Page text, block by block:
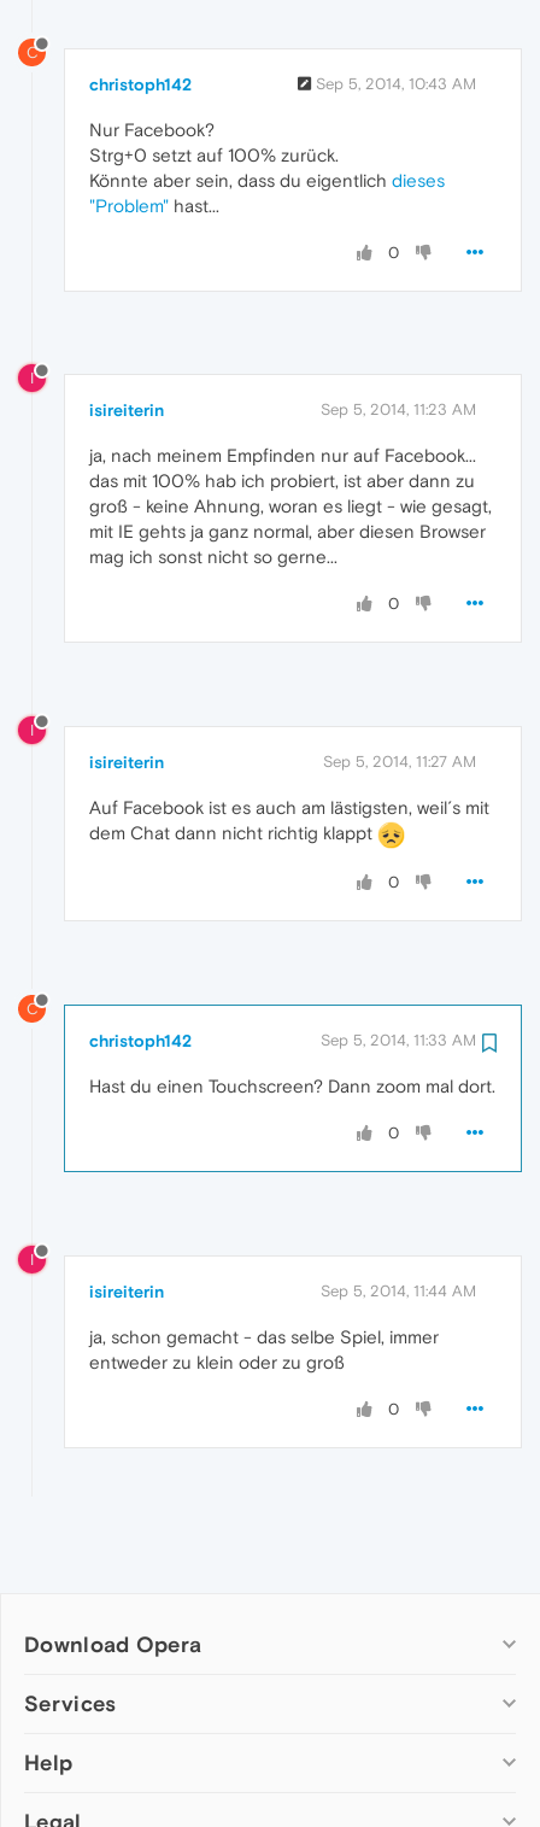
C
christoph142 Sep 5, 2014, 10:43 AM
Nur Facebook?
Strg+0 setzt auf 100% zurück.
Könnte aber sein, dass du eigentlich dieses
"Problem" hast...
0
I
isireiterin Sep 5, 2014, 11:23 AM
ja, nach meinem Empfinden nur auf Facebook...
das mit 100% hab ich probiert, ist aber dann zu
groß - keine Ahnung, woran es liegt - wie gesagt,
mit IE gehts ja ganz normal, aber diesen Browser
mag ich sonst nicht so gerne...
0
I
isireiterin Sep 5, 2014, 11:27 AM
Auf Facebook ist es auch am lästigsten, weil´s mit
dem Chat dann nicht richtig klappt
0
C
christoph142 Sep 5, 2014, 11:33 AM
Hast du einen Touchscreen? Dann zoom mal dort.
0
I
isireiterin Sep 5, 2014, 11:44 AM
ja, schon gemacht - das selbe Spiel, immer
entweder zu klein oder zu groß
0
Download Opera
Computer browsers
Opera for Mac
Services
Add-ons
Wallpapers
Help
Help & support
Legal